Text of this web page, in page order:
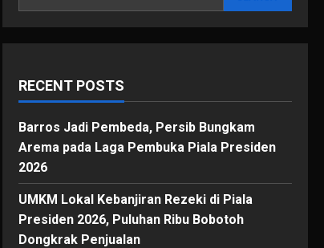
RECENT POSTS
Barros Jadi Pembeda, Persib Bungkam
Arema pada Laga Pembuka Piala Presiden
2026
UMKM Lokal Kebanjiran Rezeki di Piala
Presiden 2026, Puluhan Ribu Bobotoh
Dongkrak Penjualan